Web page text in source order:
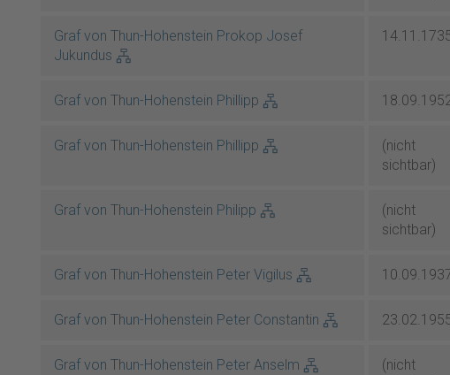
Graf von Thun-Hohenstein Prokop Josef
Jukundus
Graf von Thun-Hohenstein Phillipp
Graf von Thun-Hohenstein Phillipp
(nicht
sichtbar)
Graf von Thun-Hohenstein Philipp
(nicht
sichtbar)
Graf von Thun-Hohenstein Peter Vigilus
Graf von Thun-Hohenstein Peter Constantin
Graf von Thun-Hohenstein Peter Anselm
(nicht